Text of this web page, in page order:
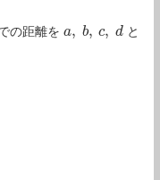
の距離を a, b, c, d
a,b ,c, d
と